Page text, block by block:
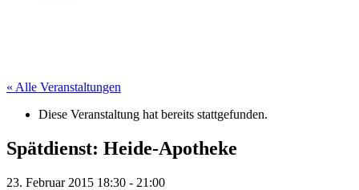
« Alle Veranstaltungen
Diese Veranstaltung hat bereits stattgefunden.
Spätdienst: Heide-Apotheke
23. Februar 2015 18:30 - 21:00